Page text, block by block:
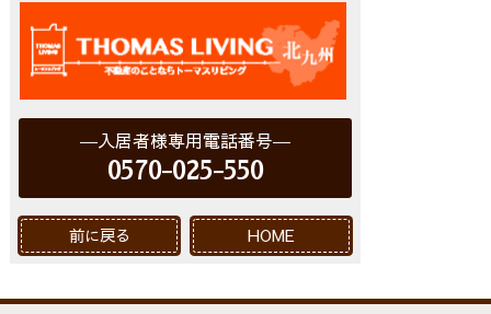
入居者様専用電話番号
0570-025-550
前に戻る HOME